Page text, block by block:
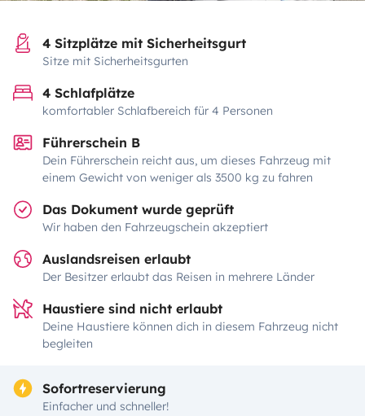
4 Sitzplätze mit Sicherheitsgurt
Sitze mit Sicherheitsgurten
4 Schlafplätze
komfortabler Schlafbereich für 4 Personen
Führerschein B
Dein Führerschein reicht aus, um dieses Fahrzeug mit
einem Gewicht von weniger als 3500 kg zu fahren
Das Dokument wurde geprüft
Wir haben den Fahrzeugschein akzeptiert
Auslandsreisen erlaubt
Der Besitzer erlaubt das Reisen in mehrere Länder
Haustiere sind nicht erlaubt
Deine Haustiere können dich in diesem Fahrzeug nicht
begleiten
Sofortreservierung
Einfacher und schneller!